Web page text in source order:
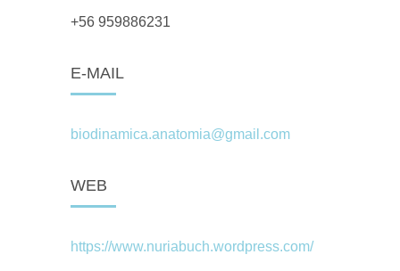
+56 959886231
E-MAIL
biodinamica.anatomia@gmail.com
WEB
https://www.nuriabuch.wordpress.com/